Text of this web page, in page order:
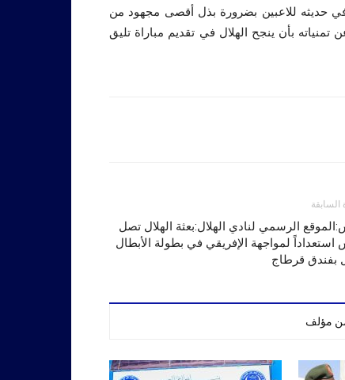
حديثه للاعبين بضرورة بذل أقصى مجهود من
بأن ينجح الهلال في تقديم مباراة تليق
السابقة
الرسمي لنادي الهلال:بعثة الهلال تصل
استعداداً لمواجهة الإفريقي في بطولة الأبطال
بفندق قرطاج
مؤلف